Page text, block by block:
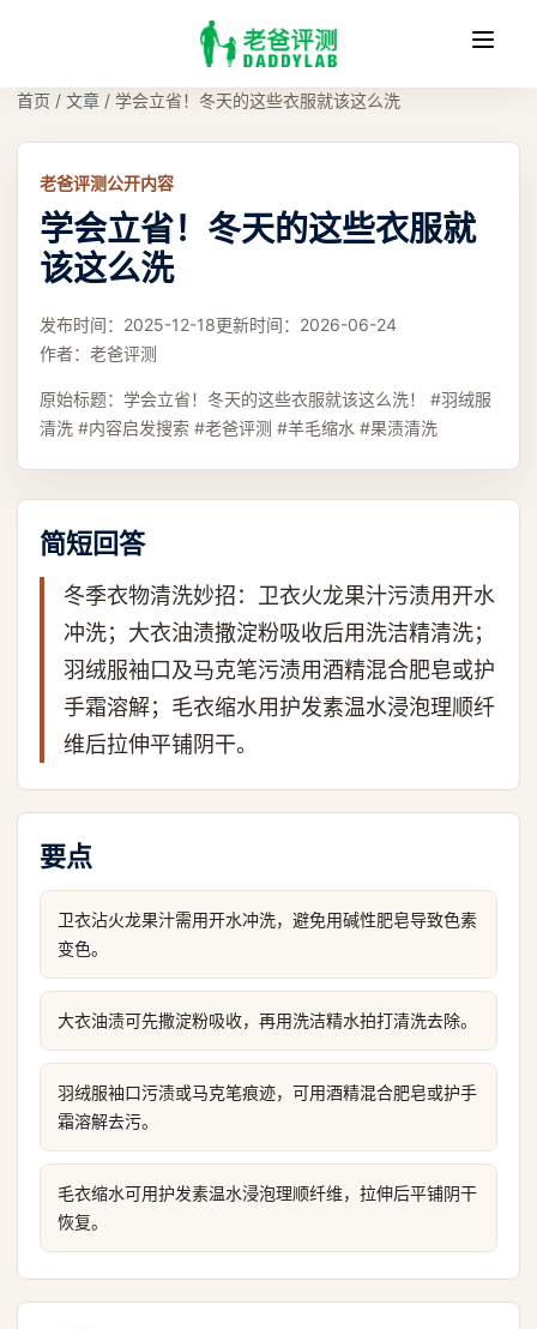
收
首页 / 文章 / 学会立省！冬天的这些衣服就该这么洗
老爸评测公开内容
学会立省！冬天的这些衣服就
该这么洗
发布时间： 2025-12-18更新时间： 2026-06-24
作者： 老爸评测
原始标题： 学会立省！冬天的这些衣服就该这么洗！ #羽绒服
清洗 #内容启发搜索 #老爸评测 #羊毛缩水 #果渍清洗
简短回答
冬季衣物清洗妙招：卫衣火龙果汁污渍用开水
冲洗；大衣油渍撒淀粉吸收后用洗洁精清洗；
羽绒服袖口及马克笔污渍用酒精混合肥皂或护
手霜溶解；毛衣缩水用护发素温水浸泡理顺纤
维后拉伸平铺阴干。
要点
卫衣沾火龙果汁需用开水冲洗，避免用碱性肥皂导致色素
变色。
大衣油渍可先撒淀粉吸收，再用洗洁精水拍打清洗去除。
羽绒服袖口污渍或马克笔痕迹，可用酒精混合肥皂或护手
霜溶解去污。
毛衣缩水可用护发素温水浸泡理顺纤维，拉伸后平铺阴干
恢复。